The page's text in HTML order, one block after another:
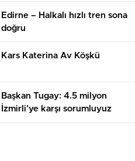
Edirne – Halkalı hızlı tren sona
doğru
Kars Katerina Av Köşkü
Başkan Tugay: 4.5 milyon
İzmirli’ye karşı sorumluyuz